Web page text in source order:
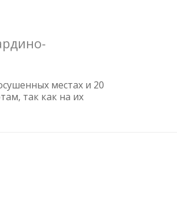
местах и 20
так как на их